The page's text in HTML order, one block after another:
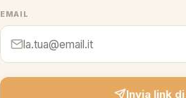
EMAIL
Invia link